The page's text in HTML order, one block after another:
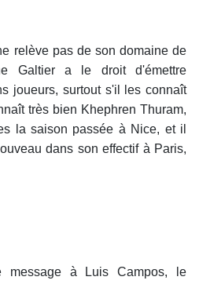
relève pas de son domaine de
Galtier a le droit d'émettre
joueurs, surtout s'il les connaît
très bien Khephren Thuram,
la saison passée à Nice, et il
dans son effectif à Paris,
message à Luis Campos, le